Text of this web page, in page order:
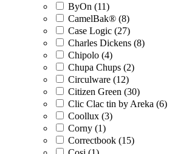
ByOn (11)
CamelBak® (8)
Case Logic (27)
Charles Dickens (8)
Chipolo (4)
Chupa Chups (2)
Circulware (12)
Citizen Green (30)
Clic Clac tin by Areka (6)
Coollux (3)
Corny (1)
Correctbook (15)